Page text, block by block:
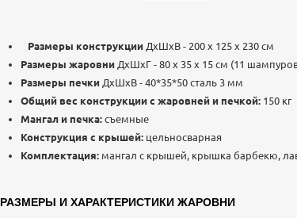
Размеры конструкции ДхШхВ - 200 х 125 х 230 см
Размеры жаровни ДхШхГ - 80 х 35 х 15 см (11
Размеры печки ДхШхВ - 40*35*50 сталь 3 мм
Общий вес конструкции с жаровней и печкой: 150 кг
Мангал и печка: съемные
Конструкция с крышей: цельносварная
Комплектация: мангал с крышей, крышка барбекю,
РАЗМЕРЫ И ХАРАКТЕРИСТИКИ ЖАРОВНИ